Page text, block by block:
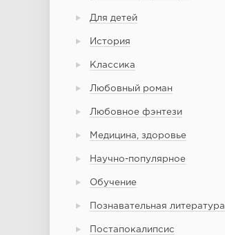
Для детей
История
Классика
Любовный роман
Любовное фэнтези
Медицина, здоровье
Научно-популярное
Обучение
Познавательная литература
Постапокалипсис